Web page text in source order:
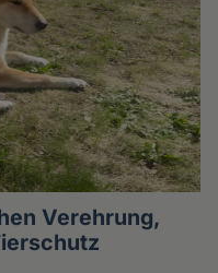
Verehrung,